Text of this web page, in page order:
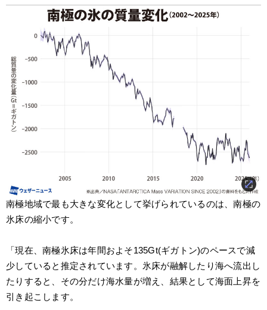
南極地域で最も大きな変化として挙げられているのは、南極の
氷床の縮小です。
「現在、南極氷床は年間およそ135Gt(ギガトン)のペースで減
少していると推定されています。氷床が融解したり海へ流出し
たりすると、その分だけ海水量が増え、結果として海面上昇を
引き起こします。